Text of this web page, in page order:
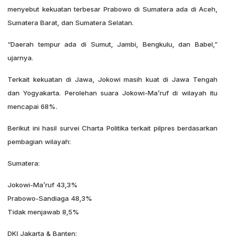
menyebut kekuatan terbesar Prabowo di Sumatera ada di Aceh,
Sumatera Barat, dan Sumatera Selatan.
“Daerah tempur ada di Sumut, Jambi, Bengkulu, dan Babel,”
ujarnya.
Terkait kekuatan di Jawa, Jokowi masih kuat di Jawa Tengah
dan Yogyakarta. Perolehan suara Jokowi-Ma’ruf di wilayah itu
mencapai 68%.
Berikut ini hasil survei Charta Politika terkait pilpres berdasarkan
pembagian wilayah:
Sumatera:
Jokowi-Ma’ruf 43,3%
Prabowo-Sandiaga 48,3%
Tidak menjawab 8,5%
DKI Jakarta & Banten: